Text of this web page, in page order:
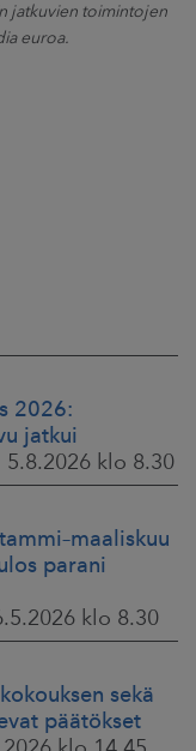
jatkuvien toimintojen
euroa.
2026:
jatkui
klo 8.30
parani
klo 8.30
sekä
päätökset